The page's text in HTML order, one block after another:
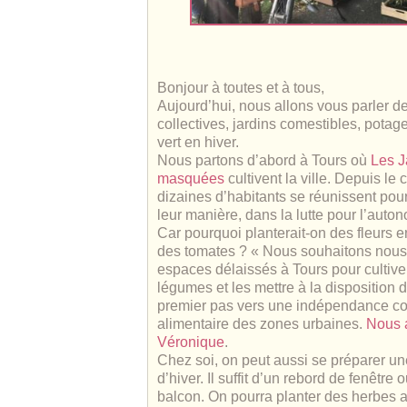
Bonjour à toutes et à tous,
Aujourd’hui, nous allons vous parler
collectives, jardins comestibles,
vert en hiver.
Nous partons d’abord à Tours où Les
masquées cultivent la ville. Depuis le
dizaines d’habitants se réunissent
leur manière, dans la lutte pour
Car pourquoi planterait-on des fleurs
des tomates ? « Nous souhaitons
espaces délaissés à Tours pour
légumes et les mettre à la disposition
premier pas vers une indépendance
alimentaire des zones urbaines. Nous
Véronique.
Chez soi, on peut aussi se préparer
d’hiver. Il suffit d’un rebord de fenêtre
balcon. On pourra planter des herbes